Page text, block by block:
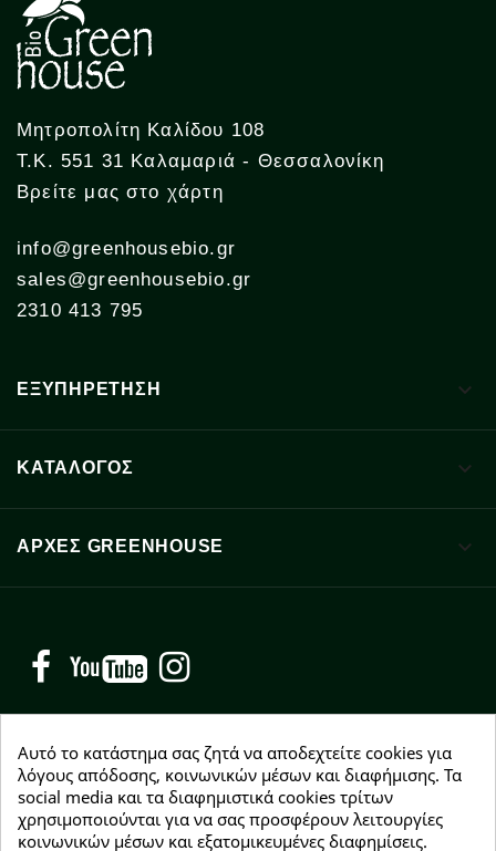
Μητροπολίτη Καλίδου 108
Τ.Κ. 551 31 Καλαμαριά - Θεσσαλονίκη
Βρείτε μας στο χάρτη
info@greenhousebio.gr
sales@greenhousebio.gr
2310 413 795
ΕΞΥΠΗΡΕΤΗΣΗ 
ΚΑΤΑΛΟΓΟΣ 
ΑΡΧΈΣ GREENHOUSE 
Facebook YouTube
NEWSLETTER
Εγγραφείτε δωρεάν και θα είστε οι πρώτοι που θα
Αυτό το κατάστημα σας ζητά να αποδεχτείτε cookies για
λόγους απόδοσης, κοινωνικών μέσων και διαφήμισης. Τα
social media και τα διαφημιστικά cookies τρίτων
χρησιμοποιούνται για να σας προσφέρουν λειτουργίες
κοινωνικών μέσων και εξατομικευμένες διαφημίσεις.